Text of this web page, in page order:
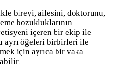
bireyi, ailesini, doktorunu,
bozukluklarının
içeren bir ekip ile
ayrı öğeleri birbirleri ile
için ayrıca bir vaka